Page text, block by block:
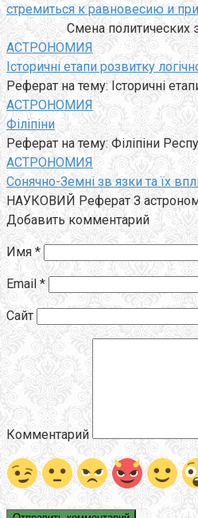
стремиться к равновесию и
Смена политических элит
АСТРОНОМИЯ
Історичні етапи розвитку
Реферат на тему: Історичні
АСТРОНОМИЯ
Філіпіни
Реферат на тему: Філіпіни
АСТРОНОМИЯ
Сонячно-Земні зв язки та їх
НАУКОВИЙ Реферат З астрономії
Добавить комментарий
Имя *
Email *
Сайт
Комментарий